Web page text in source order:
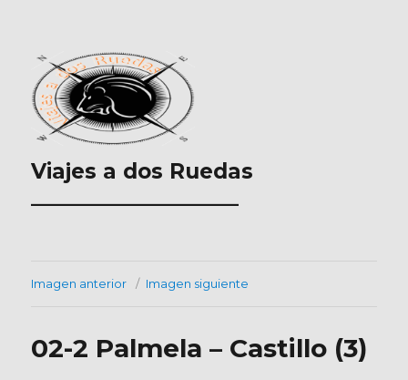
Viajes a dos Ruedas
___________________
Imagen anterior Imagen siguiente
02-2 Palmela – Castillo (3)